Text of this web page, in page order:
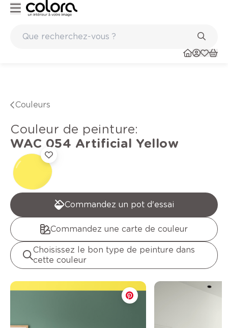
Couleurs
Couleur de peinture:
WAC 054 Artificial Yellow
Commandez un pot d'essai
Commandez une carte de couleur
Choisissez le bon type de peinture dans
cette couleur